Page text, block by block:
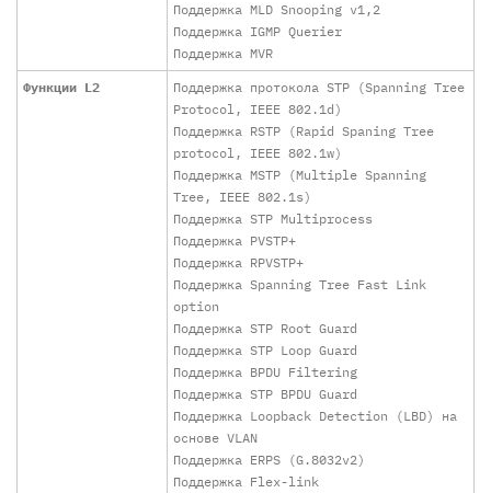
Поддержка MLD Snooping v1,2
Поддержка IGMP Querier
Поддержка MVR
Функции L2
Поддержка протокола STP (Spanning Tree
Protocol, IEEE 802.1d)
Поддержка RSTP (Rapid Spaning Tree
protocol, IEEE 802.1w)
Поддержка MSTP (Multiple Spanning
Tree, IEEE 802.1s)
Поддержка STP Multiprocess
Поддержка PVSTP+
Поддержка RPVSTP+
Поддержка Spanning Tree Fast Link
option
Поддержка STP Root Guard
Поддержка STP Loop Guard
Поддержка BPDU Filtering
Поддержка STP BPDU Guard
Поддержка Loopback Detection (LBD) на
основе VLAN
Поддержка ERPS (G.8032v2)
Поддержка Flex-link